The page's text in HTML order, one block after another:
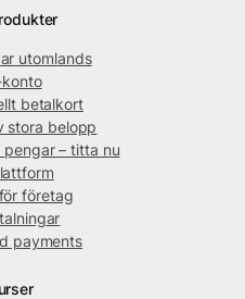
utomlands
betalkort
stora belopp
– titta nu
företag
payments